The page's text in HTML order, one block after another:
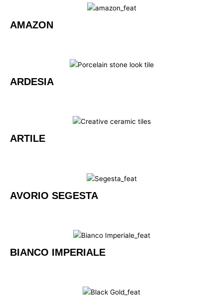
AMAZON
ARDESIA
ARTILE
AVORIO SEGESTA
BIANCO IMPERIALE